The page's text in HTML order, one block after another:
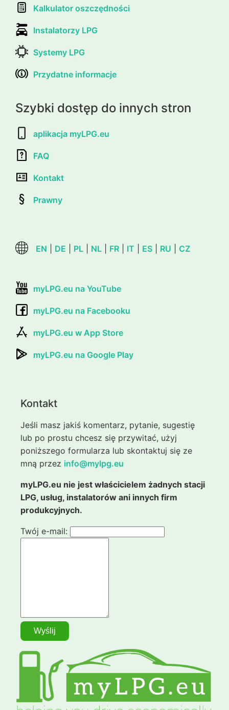
Kalkulator oszczędności
Instalatorzy LPG
Systemy LPG
Przydatne informacje
Szybki dostęp do innych stron
aplikacja myLPG.eu
FAQ
Kontakt
Prawny
EN DE PL NL FR IT ES RU CZ
myLPG.eu na YouTube
myLPG.eu na Facebooku
myLPG.eu w App Store
myLPG.eu na Google Play
Kontakt
Jeśli masz jakiś komentarz, pytanie, sugestię
lub po prostu chcesz się przywitać, użyj
poniższego formularza lub skontaktuj się ze
mną przez info@mylpg.eu
myLPG.eu nie jest właścicielem żadnych stacji
LPG, usług, instalatorów ani innych firm
produkcyjnych.
Twój e-mail: